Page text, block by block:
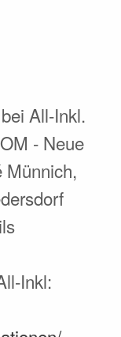
All-Inkl.
- Neue
Münnich,
Inkl: